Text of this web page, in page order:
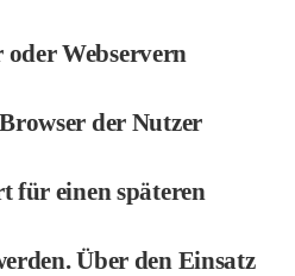
oder Webservern
der Nutzer
für einen späteren
Über den Einsatz